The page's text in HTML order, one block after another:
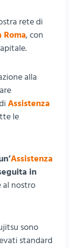
rete di
, con
alla
Assistenza
le
Assistenza
in
al nostro
sono
standard